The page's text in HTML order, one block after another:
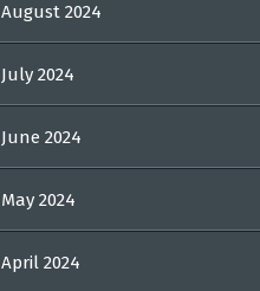
August 2024
July 2024
June 2024
May 2024
April 2024